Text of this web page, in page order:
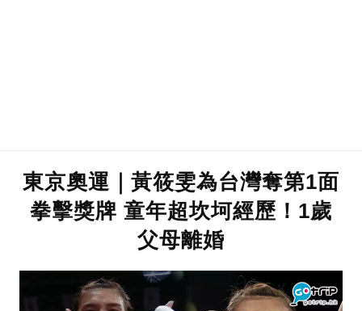
東京奧運｜黃筱雯為台灣奪第1面
拳擊獎牌 童年超坎坷經歷！1歲
父母離婚